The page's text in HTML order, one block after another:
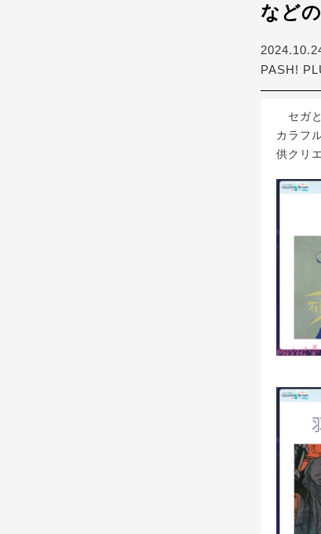
など
PASH!
セガ
カラフ
供クリ